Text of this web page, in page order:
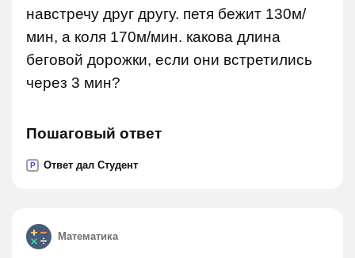
навстречу друг другу. петя бежит 130м/
мин, а коля 170м/мин. какова длина
беговой дорожки, если они встретились
через 3 мин?
Пошаговый ответ
P Ответ дал Студент
Математика